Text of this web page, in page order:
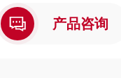
产品咨询